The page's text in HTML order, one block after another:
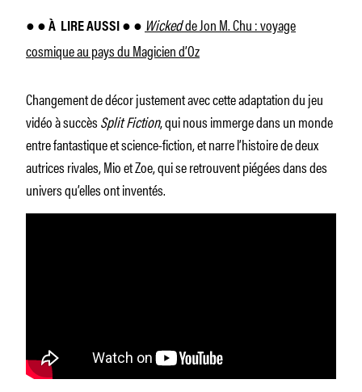
● ● À LIRE AUSSI ● ● Wickedde Jon M. Chu : voyage
cosmique au pays du Magicien d’Oz
Changement de décor justement avec cette adaptation du jeu
vidéo à succèsSplit Fiction, qui nous immerge dans un monde
entre fantastique et science-fiction, et narre l’histoire de deux
autrices rivales, Mio et Zoe, qui se retrouvent piégées dans des
univers qu’elles ont inventés.